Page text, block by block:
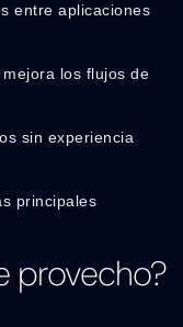
entre aplicaciones
los flujos de
sin experiencia
principales
provecho?